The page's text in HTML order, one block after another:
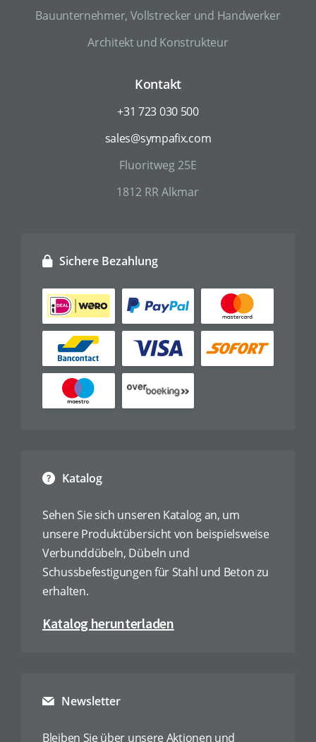
Bauunternehmer, Vollstrecker und Handwerker
Architekt und Konstrukteur
Kontakt
+31 723 030 500
sales@sympafix.com
Fluoritweg 25E
1812 RR Alkmar
Katalog
Sehen Sie sich unseren Katalog an, um
unsere Produktübersicht von beispielsweise
Verbunddübeln, Dübeln und
Schussbefestigungen für Stahl und Beton zu
erhalten.
Katalog herunterladen
Sichere Bezahlung
Newsletter
Bleiben Sie über unsere Aktionen und